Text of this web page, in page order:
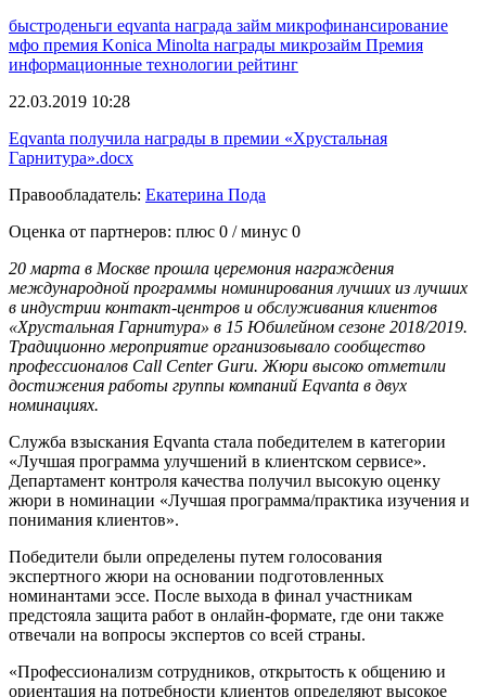
быстроденьги eqvanta награда займ микрофинансирование
мфо премия Konica Minolta награды микрозайм Премия
информационные технологии рейтинг
22.03.2019 10:28
Eqvanta получила награды в премии «Хрустальная
Гарнитура».docx
Правообладатель: Екатерина Пода
Оценка от партнеров: плюс 0 / минус 0
20 марта в Москве прошла церемония награждения
международной программы номинирования лучших из лучших
в индустрии контакт-центров и обслуживания клиентов
«Хрустальная Гарнитура» в 15 Юбилейном сезоне 2018/2019.
Традиционно мероприятие организовывало сообщество
профессионалов Call Center Guru. Жюри высоко отметили
достижения работы группы компаний Eqvanta в двух
номинациях.
Служба взыскания Eqvanta стала победителем в категории
«Лучшая программа улучшений в клиентском сервисе».
Департамент контроля качества получил высокую оценку
жюри в номинации «Лучшая программа/практика изучения и
понимания клиентов».
Победители были определены путем голосования
экспертного жюри на основании подготовленных
номинантами эссе. После выхода в финал участникам
предстояла защита работ в онлайн-формате, где они также
отвечали на вопросы экспертов со всей страны.
«Профессионализм сотрудников, открытость к общению и
ориентация на потребности клиентов определяют высокое